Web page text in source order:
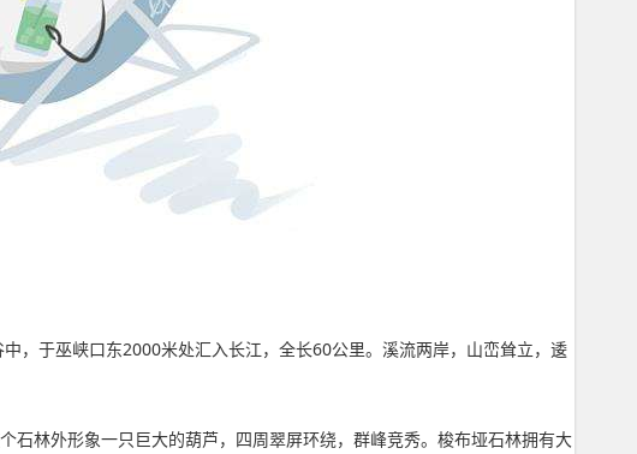
，于巫峡口东2000米处汇入长江，全长60公里。溪流两岸，山峦耸立，逶
林外形象一只巨大的葫芦，四周翠屏环绕，群峰竞秀。梭布垭石林拥有大